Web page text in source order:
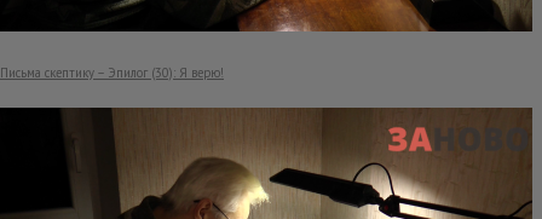
Письма скептику – Эпилог (30): Я верю!